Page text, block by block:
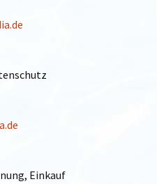
Einkauf